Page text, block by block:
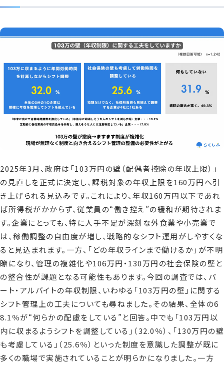
2025年3月、政府は「103万円の壁（配偶者控除の年収上限）」
の見直しを正式に決定し、課税対象の年収上限を160万円へ引
き上げられる見込みです。これにより、年収160万円以下であれ
ば所得税がかからず、従業員の“働き控え”の緩和が期待されま
す。企業にとっても、特に人手不足が深刻な外食業や小売業で
は、稼働調整の自由度が増し、戦略的なシフト運用がしやすくな
ると見込まれます。一方、「どの年収ラインまで働けるか」が不明
瞭になり、管理の複雑化や106万円・130万円の社会保険の壁と
の整合性が課題となる可能性もあります。今回の調査では、パ
ート・アルバイトの年収制限、いわゆる「103万円の壁」に関する
シフト管理上の工夫についても尋ねました。その結果、全体の6
8.1％が“何らかの配慮をしている”と回答。中でも「103万円以
内に収まるようシフトを調整している」（32.0％）、「130万円の壁
も考慮している」（25.6％）といった制度を意識した調整が既に
多くの職場で実施されていることが明らかになりました。一方